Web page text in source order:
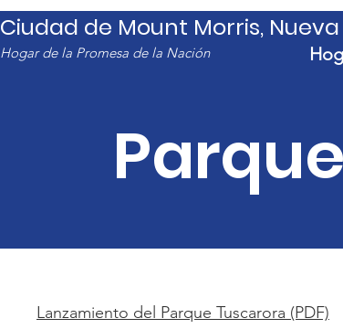
Ciudad de Mount Morris, Nueva
Hogar de la Promesa de la Nación
Lanzamiento del Parque Tuscarora (PDF)